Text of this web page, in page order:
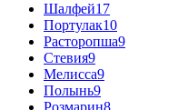
Шалфей17
Портулак10
Расторопша9
Стевия9
Мелисса9
Полынь9